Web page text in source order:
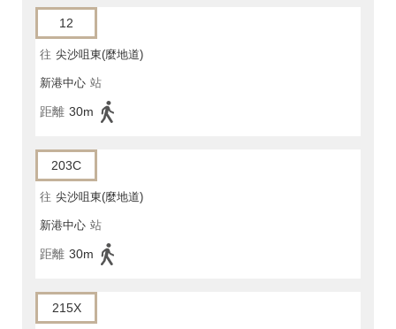
12
往 尖沙咀東(麼地道)
新港中心 站
距離 30m
203C
往 尖沙咀東(麼地道)
新港中心 站
距離 30m
215X